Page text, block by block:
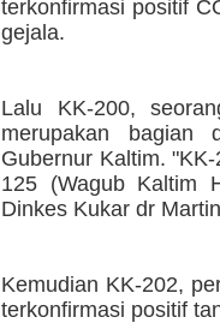
terkonfirmasi positif
gejala.
Lalu KK-200,
merupakan
Gubernur Kaltim.
125 (Wagub Kaltim
Dinkes Kukar dr
Kemudian KK-202,
terkonfirmasi positif